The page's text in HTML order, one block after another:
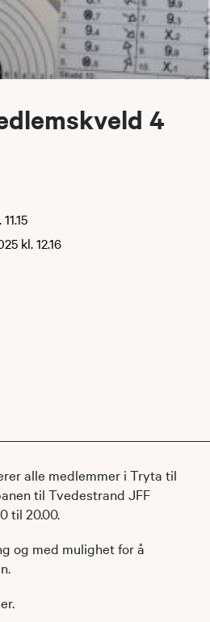
4
kl. 12.16
alle medlemmer i Tryta til
til Tvedestrand JFF
til 20.00.
og med mulighet for å